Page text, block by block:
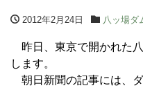
2012年2月24日 八ッ場ダ
昨日、東京で開かれた
します。
朝日新聞の記事には、